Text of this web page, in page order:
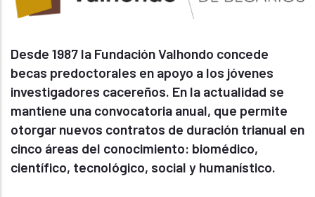
Desde 1987 la Fundación Valhondo concede
becas predoctorales en apoyo a los jóvenes
investigadores cacereños. En la actualidad se
mantiene una convocatoria anual, que permite
otorgar nuevos contratos de duración trianual en
cinco áreas del conocimiento: biomédico,
científico, tecnológico, social y humanístico.